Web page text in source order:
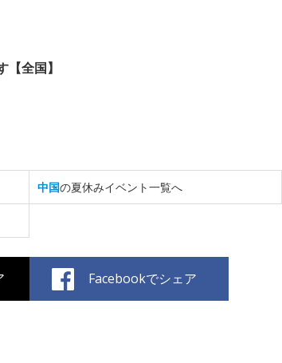
全国】
中国の夏休みイベント一覧へ
Facebookでシェア